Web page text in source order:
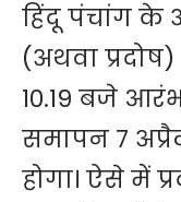
हिंदू पंचांग के
(अथवा
10.19 बजे आरंभ
समापन 7
होगा। ऐसे में